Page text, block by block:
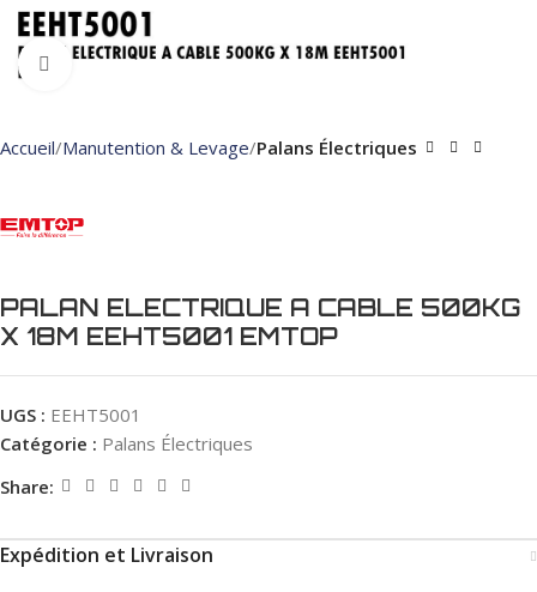
Click to enlarge
Accueil Manutention & Levage Palans Électriques
PALAN ELECTRIQUE A CABLE 500KG
X 18M EEHT5001 EMTOP
UGS : EEHT5001
Catégorie : Palans Électriques
Share:
Expédition et Livraison